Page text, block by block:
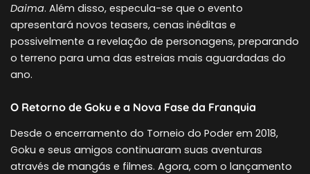
Daima. Além disso, especula-se que o evento
apresentará novos teasers, cenas inéditas e
possivelmente a revelação de personagens, preparando
o terreno para uma das estreias mais aguardadas do
ano.
O Retorno de Goku e a Nova Fase da Franquia
Desde o encerramento do Torneio do Poder em 2018,
Goku e seus amigos continuaram suas aventuras
através de mangás e filmes. Agora, com o lançamento